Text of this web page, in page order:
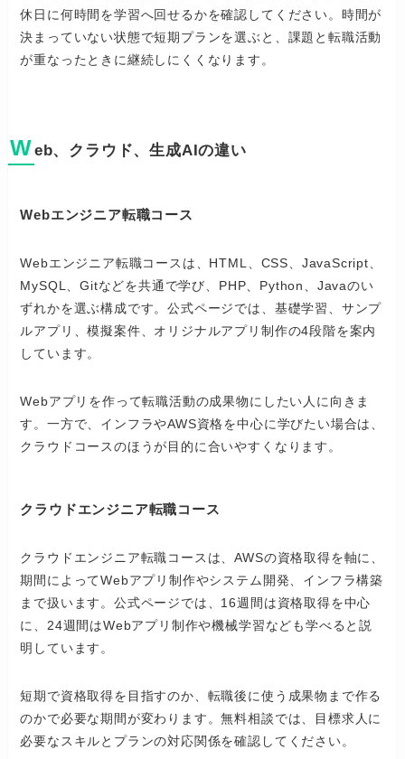
休日に何時間を学習へ回せるかを確認してください。時間が
決まっていない状態で短期プランを選ぶと、課題と転職活動
が重なったときに継続しにくくなります。
Web、クラウド、生成AIの違い
Webエンジニア転職コース
Webエンジニア転職コースは、HTML、CSS、JavaScript、
MySQL、Gitなどを共通で学び、PHP、Python、Javaのい
ずれかを選ぶ構成です。公式ページでは、基礎学習、サンプ
ルアプリ、模擬案件、オリジナルアプリ制作の4段階を案内
しています。
Webアプリを作って転職活動の成果物にしたい人に向きま
す。一方で、インフラやAWS資格を中心に学びたい場合は、
クラウドコースのほうが目的に合いやすくなります。
クラウドエンジニア転職コース
クラウドエンジニア転職コースは、AWSの資格取得を軸に、
期間によってWebアプリ制作やシステム開発、インフラ構築
まで扱います。公式ページでは、16週間は資格取得を中心
に、24週間はWebアプリ制作や機械学習なども学べると説
明しています。
短期で資格取得を目指すのか、転職後に使う成果物まで作る
のかで必要な期間が変わります。無料相談では、目標求人に
必要なスキルとプランの対応関係を確認してください。